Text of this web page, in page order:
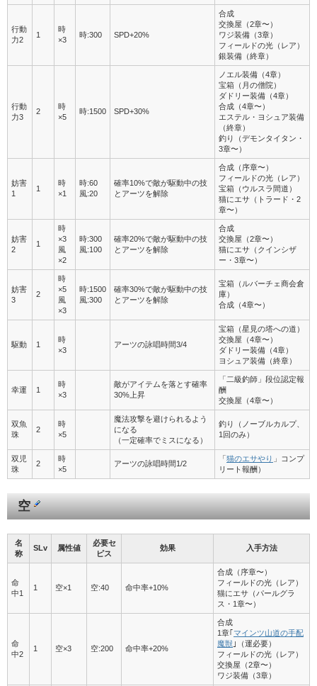
行動
力2
1
時
×3
時:300 SPD+20%
合成
交換屋（2章〜）
ワジ装備（3章）
フィールドの光（レア）
銀装備（終章）
行動
力3
2
時
×5
時:1500 SPD+30%
ノエル装備（4章）
宝箱（月の僧院）
ダドリー装備（4章）
合成（4章〜）
エステル・ヨシュア装備
（終章）
釣り（デモンタイタン・
3章〜）
妨害
1
1
時
×1
時:60
風:20
確率10%で敵が駆動中の技
とアーツを解除
合成（序章〜）
フィールドの光（レア）
宝箱（ウルスラ間道）
猫にエサ（トラード・2
章〜）
妨害
2
1
時
×3
風
×2
時:300
風:100
確率20%で敵が駆動中の技
とアーツを解除
合成
交換屋（2章〜）
猫にエサ（クインシザ
ー・3章〜）
妨害
3
2
時
×5
風
×3
時:1500
風:300
確率30%で敵が駆動中の技
とアーツを解除
宝箱（ルバーチェ商会倉
庫）
合成（4章〜）
駆動 1
時
×3
アーツの詠唱時間3/4
宝箱（星見の塔への道）
交換屋（4章〜）
ダドリー装備（4章）
ヨシュア装備（終章）
幸運 1
時
×3
敵がアイテムを落とす確率
30%上昇
「二級釣師」段位認定報
酬
交換屋（4章〜）
双魚
珠
2
時
×5
魔法攻撃を避けられるよう
になる
（一定確率でミスになる）
釣り（ノーブルカルプ、
1回のみ）
双児
珠
2
時
×5
アーツの詠唱時間1/2
「猫のエサやり 」コンプ
リート報酬）
空
名
称
SLv 属性値
必要セ
ピス
効果 入手方法
命
中1
1 空×1 空:40 命中率+10%
合成（序章〜）
フィールドの光（レア）
猫にエサ（パールグラ
ス・1章〜）
命
中2
1 空×3 空:200 命中率+20%
合成
1章｢マインツ山道の手配
魔獣 ｣（運必要）
フィールドの光（レア）
交換屋（2章〜）
ワジ装備（3章）